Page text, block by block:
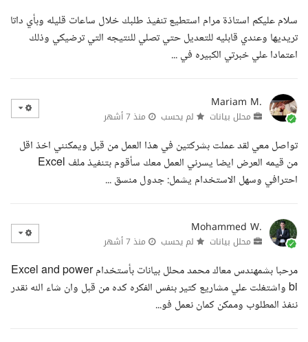
سلام عليكم استاذة مرام استطيع تنفيذ طلبك خلال ساعات قليله وبأي داتا
تريديها وعندي قابليه للتعديل حتي تصلي للنتيجه التي ترضيكي وذلك
اعتمادا علي خبرتي الكبيره في ...
Mariam M.
محلل بيانات لم يحسب منذ 7 أشهر
تواصل معي لقد عملت بشركتين في هذا العمل من قبل ويمكنني اخذ اقل
من قيمه العرض ايضا يسرني العمل معك سأقوم بتنفيذ ملف Excel
احترافي وسهل الاستخدام يشمل: جدول منسق ...
Mohammed W.
محلل بيانات لم يحسب منذ 7 أشهر
مرحبا بشمهندس معاك محمد محلل بيانات بأستخدام Excel and power
bi واشتغلت علي مشاريع كتير بنفس الفكره كده من قبل وان شاء الله نقدر
ننفذ المطلوب وممكن كمان نعمل فو...